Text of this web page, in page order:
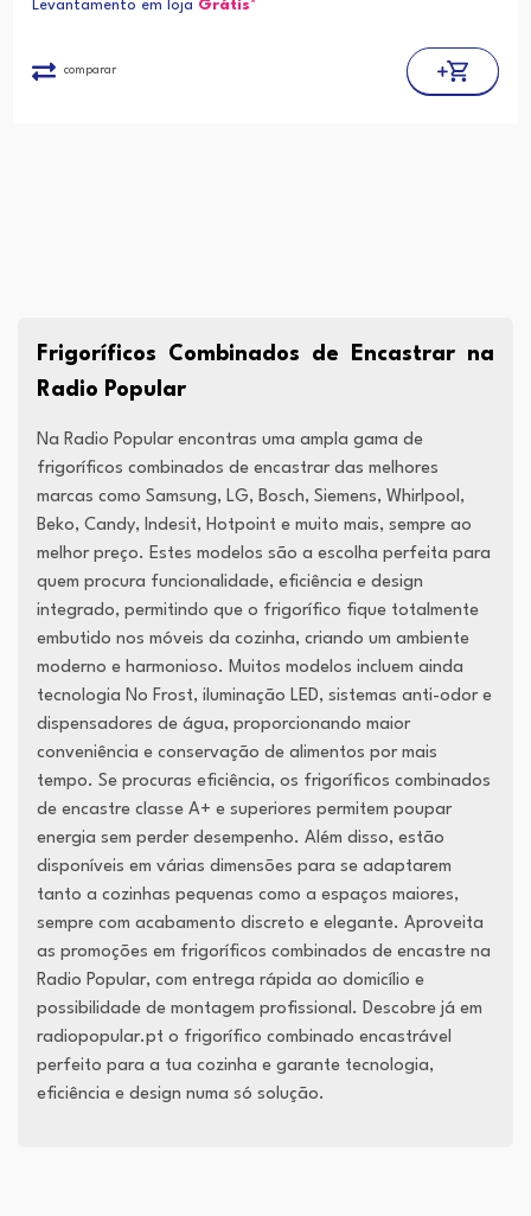
Levantamento em loja Grátis*
comparar
Frigoríficos Combinados de Encastrar na
Radio Popular
Na Radio Popular encontras uma ampla gama de
frigoríficos combinados de encastrar das melhores
marcas como Samsung, LG, Bosch, Siemens, Whirlpool,
Beko, Candy, Indesit, Hotpoint e muito mais, sempre ao
melhor preço. Estes modelos são a escolha perfeita para
quem procura funcionalidade, eficiência e design
integrado, permitindo que o frigorífico fique totalmente
embutido nos móveis da cozinha, criando um ambiente
moderno e harmonioso. Muitos modelos incluem ainda
tecnologia No Frost, iluminação LED, sistemas anti-odor e
dispensadores de água, proporcionando maior
conveniência e conservação de alimentos por mais
tempo. Se procuras eficiência, os frigoríficos combinados
de encastre classe A+ e superiores permitem poupar
energia sem perder desempenho. Além disso, estão
disponíveis em várias dimensões para se adaptarem
tanto a cozinhas pequenas como a espaços maiores,
sempre com acabamento discreto e elegante. Aproveita
as promoções em frigoríficos combinados de encastre na
Radio Popular, com entrega rápida ao domicílio e
possibilidade de montagem profissional. Descobre já em
radiopopular.pt o frigorífico combinado encastrável
perfeito para a tua cozinha e garante tecnologia,
eficiência e design numa só solução.